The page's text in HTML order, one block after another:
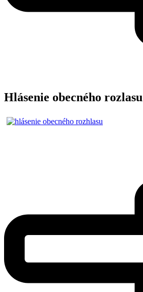
Hlásenie obecného rozlasu